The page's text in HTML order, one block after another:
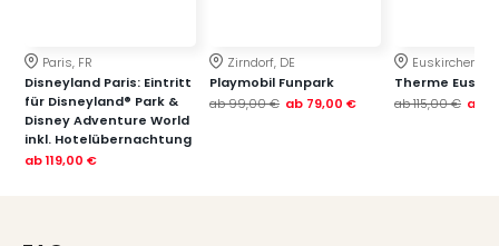
Paris, FR
Disneyland Paris: Eintritt
für Disneyland® Park &
Disney Adventure World
inkl. Hotelübernachtung
ab119,00 €
Zirndorf, DE
Playmobil Funpark
ab99,00 € ab 79,00 €
Euskirchen, DE
Therme
ab115,00 € ab